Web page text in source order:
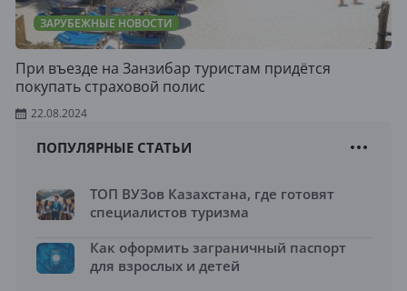
ЗАРУБЕЖНЫЕ НОВОСТИ
При въезде на Занзибар туристам придётся
покупать страховой полис
22.08.2024
ПОПУЛЯРНЫЕ СТАТЬИ
ТОП ВУЗов Казахстана, где готовят
специалистов туризма
Как оформить заграничный паспорт
для взрослых и детей